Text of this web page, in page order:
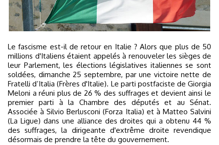
Le fascisme est-il de retour en Italie ? Alors que plus de 50
millions d'Italiens étaient appelés à renouveler les sièges de
leur Parlement, les élections législatives italiennes se sont
soldées, dimanche 25 septembre, par une victoire nette de
Fratelli d’Italia (Frères d'Italie). Le parti postfaciste de Giorgia
Meloni a réuni plus de 26 % des suffrages et devient ainsi le
premier parti à la Chambre des députés et au Sénat.
Associée à Silvio Berlusconi (Forza Italia) et à Matteo Salvini
(La Ligue) dans une alliance des droites qui a obtenu 44 %
des suffrages, la dirigeante d'extrême droite revendique
désormais de prendre la tête du gouvernement.